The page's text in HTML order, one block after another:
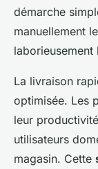
démarche
manuellement
laborieusement
La livraison
optimisée. Les
leur
utilisateurs
magasin. Cette